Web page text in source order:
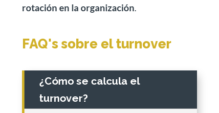
rotación en la organización.
FAQ's sobre el turnover
¿Cómo se calcula el
turnover?